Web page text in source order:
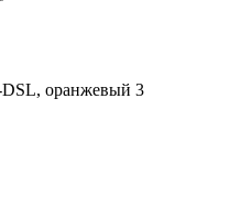
оранжевый 3